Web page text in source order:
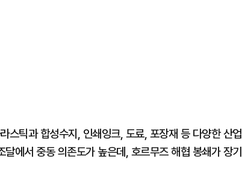
스틱과 합성수지, 인쇄잉크, 도료, 포장재 등 다양한 산업
에서 중동 의존도가 높은데, 호르무즈 해협 봉쇄가 장기